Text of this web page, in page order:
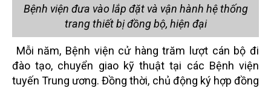
Bệnh viện đưa vào lắp đặt và vận hành hệ thống
trang thiết bị đồng bộ, hiện đại
Mỗi năm, Bệnh viện cử hàng trăm lượt cán bộ đi
đào tạo, chuyển giao kỹ thuật tại các Bệnh viện
tuyến Trung ương. Đồng thời, chủ động ký hợp đồng